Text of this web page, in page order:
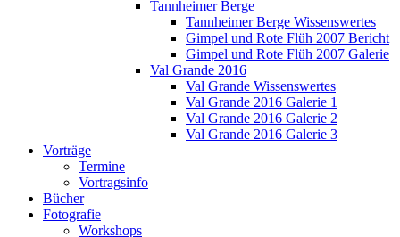
Tannheimer Berge
Tannheimer Berge Wissenswertes
Gimpel und Rote Flüh 2007 Bericht
Gimpel und Rote Flüh 2007 Galerie
Val Grande 2016
Val Grande Wissenswertes
Val Grande 2016 Galerie 1
Val Grande 2016 Galerie 2
Val Grande 2016 Galerie 3
Vorträge
Termine
Vortragsinfo
Bücher
Fotografie
Workshops